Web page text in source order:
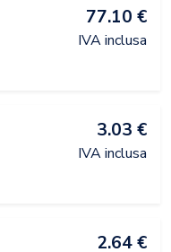
77.10 €
IVA inclusa
3.03 €
IVA inclusa
2.64 €